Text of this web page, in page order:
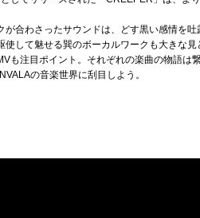
合わさったサウンドは、どす黒い感情を
して魅せる巽のボーカルワークも大きな見
も注目ポイント。それぞれの楽曲の物語
の音楽世界に刮目しよう。